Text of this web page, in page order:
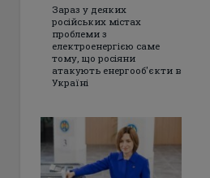
Зараз у деяких
російських містах
проблеми з
електроенергією саме
тому, що росіяни
атакують енергооб'єкти в
Україні